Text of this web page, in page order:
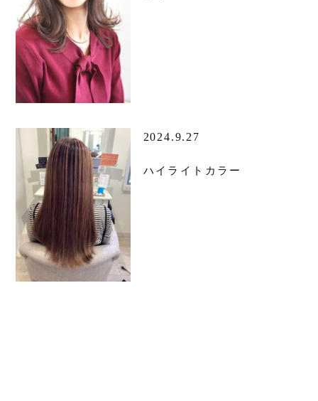
2024.9.27
ハイライトカラー